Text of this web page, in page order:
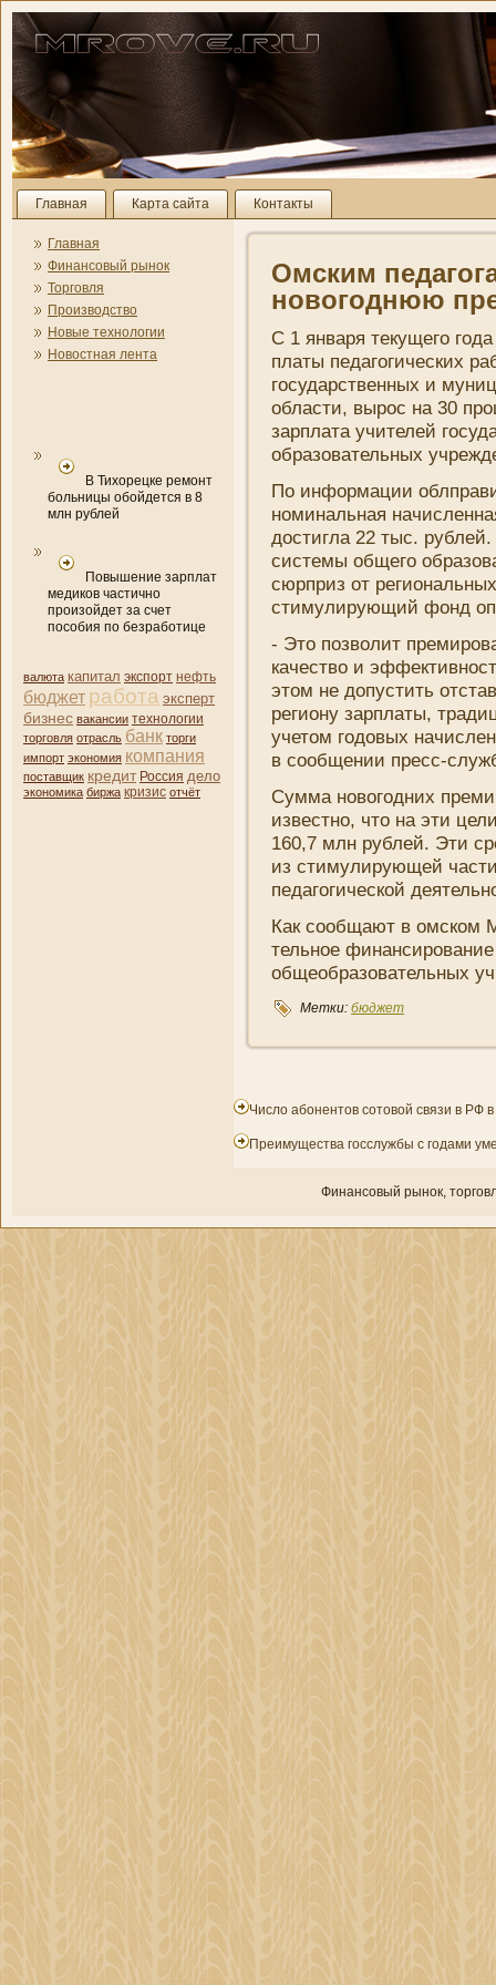
Главная Карта сайта Контакты
Главная
Финансовый рынок
Торговля
Производство
Новые технологии
Новостная лента
В Тихорецке ремонт
больницы обойдется в 8
млн рублей
Повышение зарплат
медиков частично
произойдет за счет
пособия по безработице
валюта капитал экспорт нефть
бюджет работа эксперт
бизнес вакансии технологии
торговля отрасль банк торги
импорт экономия компани­я
поставщик кредит Россия дело
экономика биржа кризис отчёт
Омским
новогоднюю
С 1 января текущего
платы педагогических
государственных и
области, вырос на 30
зарплата учителей
образовательных
По информации
номинальная
достигла 22 тыс.
системы общего
сюрприз от
стимулирующий фонд
- Это позволит
качество и
этом не допустить
региону зарплаты,
учетом годовых
в сообщени­и пресс-
Сумма новогодни­х
известно, что на эти
160,7 млн рублей. Эти
из стимулирующей
педагогической
Как сообщают в омском
тельное
общеобразовательных
Метки: бюджет
Число абонентов сотовой связи в РФ
Преимущества госслужбы с годами
Финансовый рынок,